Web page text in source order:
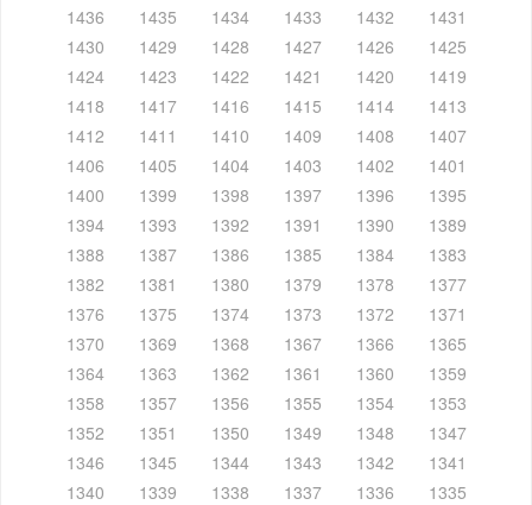
1436
1435 1434 1433 1432
1431
1430
1429 1428 1427 1426
1425
1424
1423 1422 1421 1420
1419
1418
1417 1416 1415 1414
1413
1412
1411 1410 1409 1408
1407
1406
1405 1404 1403 1402
1401
1400
1399 1398 1397 1396
1395
1394
1393 1392 1391 1390
1389
1388
1387 1386 1385 1384
1383
1382
1381 1380 1379 1378
1377
1376
1375 1374 1373 1372
1371
1370
1369 1368 1367 1366
1365
1364
1363 1362 1361 1360
1359
1358
1357 1356 1355 1354
1353
1352
1351 1350 1349 1348
1347
1346
1345 1344 1343 1342
1341
1340
1339 1338 1337 1336
1335